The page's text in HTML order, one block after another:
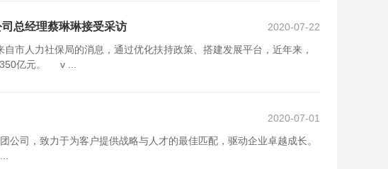
总经理蔡琳琳接受采访 2020-07-22
市人力社保局的消息，通过优化扶持政策、搭建发展平台，近年来，
350亿元。 v ...
2020-07-01
司，致力于为客户提供战略与人才的最佳匹配，驱动企业卓越成长。